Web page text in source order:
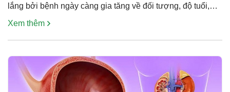
lắng bởi bệnh ngày càng gia tăng về đối tượng, độ tuổi,
mức độ bệnh. Phần lớn chị em ai cũng từng mắc căn bệnh
thường xuyên tái phát, ảnh […]
Xem thêm